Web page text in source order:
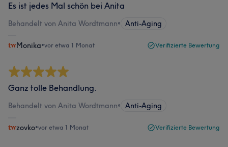
Es ist jedes Mal schön bei Anita
Behandelt von Anita Wordtmann• Anti-Aging
Monika•vor etwa 1 Monat Verifizierte Bewertung
Ganz tolle Behandlung.
Behandelt von Anita Wordtmann• Anti-Aging
zovko•vor etwa 1 Monat Verifizierte Bewertung